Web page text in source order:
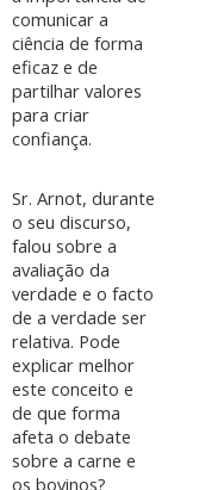
comunicar a
ciência de forma
eficaz e de
partilhar valores
para criar
confiança.
Sr. Arnot, durante
o seu discurso,
falou sobre a
avaliação da
verdade e o facto
de a verdade ser
relativa. Pode
explicar melhor
este conceito e
de que forma
afeta o debate
sobre a carne e
os bovinos?